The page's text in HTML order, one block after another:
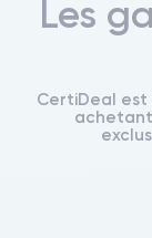
Les
CertiDeal est